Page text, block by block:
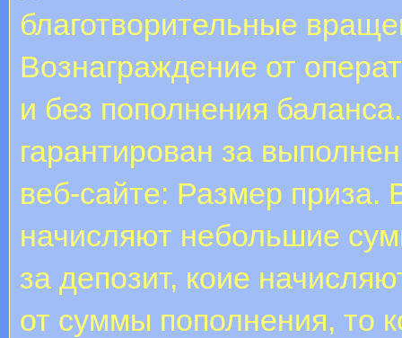
благотворительные
Вознаграждение от
и без пополнения
гарантирован за
веб-сайте: Размер приза.
начисляют небольшие
за депозит, коие
от суммы пополнения, то